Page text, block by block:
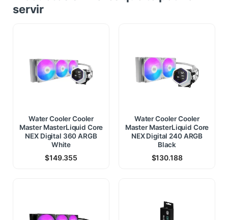
servir
Water Cooler Cooler
Master MasterLiquid Core
NEX Digital 360 ARGB
White
$149.355
Water Cooler Cooler
Master MasterLiquid Core
NEX Digital 240 ARGB
Black
$130.188